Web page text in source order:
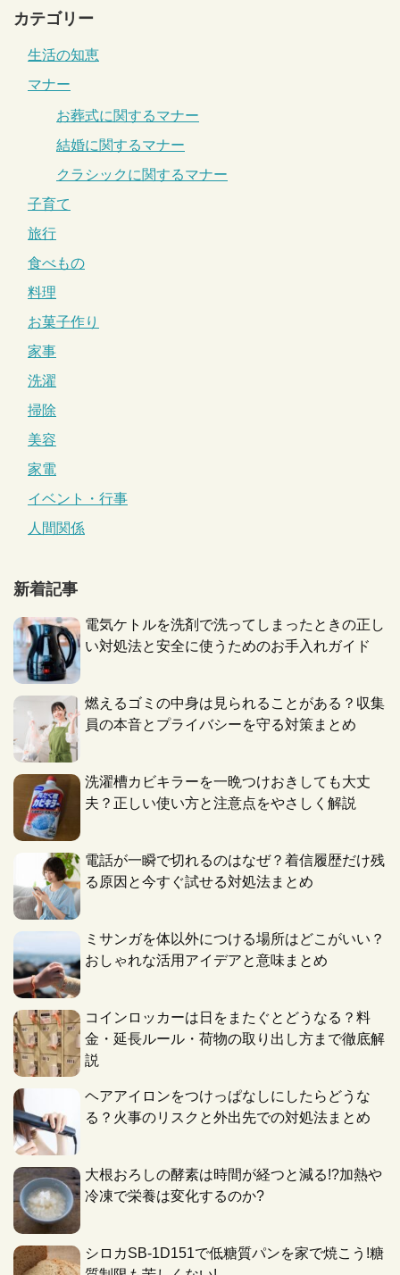
カテゴリー
生活の知恵
マナー
お葬式に関するマナー
結婚に関するマナー
クラシックに関するマナー
子育て
旅行
食べもの
料理
お菓子作り
家事
洗濯
掃除
美容
家電
イベント・行事
人間関係
新着記事
電気ケトルを洗剤で洗ってしまったときの正し
い対処法と安全に使うためのお手入れガイド
燃えるゴミの中身は見られることがある？収集
員の本音とプライバシーを守る対策まとめ
洗濯槽カビキラーを一晩つけおきしても大丈
夫？正しい使い方と注意点をやさしく解説
電話が一瞬で切れるのはなぜ？着信履歴だけ残
る原因と今すぐ試せる対処法まとめ
ミサンガを体以外につける場所はどこがいい？
おしゃれな活用アイデアと意味まとめ
コインロッカーは日をまたぐとどうなる？料
金・延長ルール・荷物の取り出し方まで徹底解
説
ヘアアイロンをつけっぱなしにしたらどうな
る？火事のリスクと外出先での対処法まとめ
大根おろしの酵素は時間が経つと減る!?加熱や
冷凍で栄養は変化するのか?
シロカSB-1D151で低糖質パンを家で焼こう!糖